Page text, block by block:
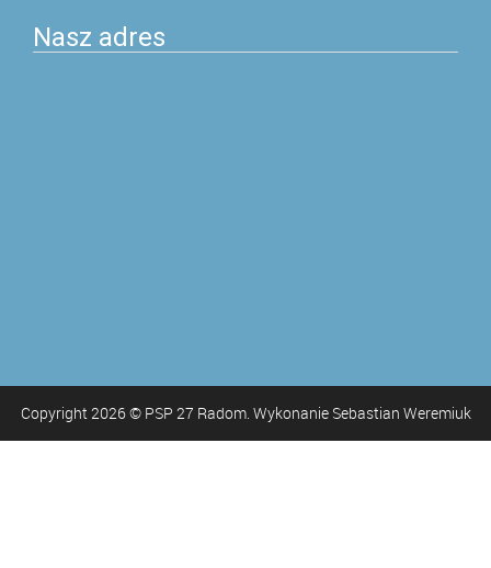
Nasz adres
Copyright2026© PSP 27 Radom. Wykonanie Sebastian Weremiuk